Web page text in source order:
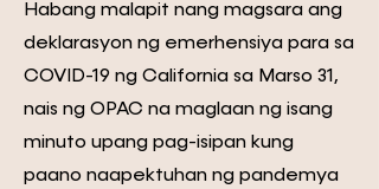
Habang malapit nang magsara ang
deklarasyon ng emerhensiya para sa
COVID-19 ng California sa Marso 31,
nais ng OPAC na maglaan ng isang
minuto upang pag-isipan kung
paano naapektuhan ng pandemya